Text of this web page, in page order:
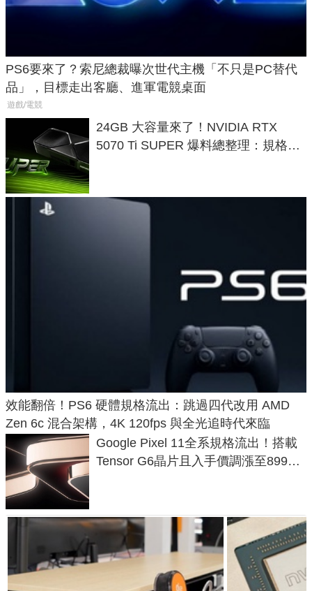
PS6要來了？索尼總裁曝次世代主機「不只是PC替代
品」，目標走出客廳、進軍電競桌面
遊戲/電競
24GB 大容量來了！NVIDIA RTX
5070 Ti SUPER 爆料總整理：規格、
效能翻倍！PS6 硬體規格流出：跳過四代改用 AMD
Zen 6c 混合架構，4K 120fps 與全光追時代來臨
Google Pixel 11全系規格流出！搭載
Tensor G6晶片且入手價調漲至899美